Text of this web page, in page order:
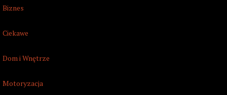
Biznes
Ciekawe
Dom i Wnętrze
Motoryzacja